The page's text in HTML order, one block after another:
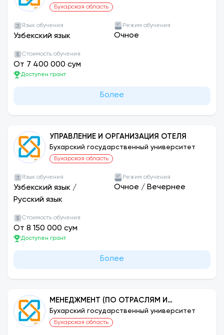
Бухарская область
Язык обучения
Узбекский язык
Режим обучения
Очное
Стоимость обучения
От 7 400 000 сум
Доступен грант
Более
УПРАВЛЕНИЕ И ОРГАНИЗАЦИЯ ОТЕЛЯ
Бухарский государственный университет
Бухарская область
Язык обучения
Узбекский язык /
Русский язык
Режим обучения
Очное / Вечернее
Стоимость обучения
От 8 150 000 сум
Доступен грант
Более
МЕНЕДЖМЕНТ (ПО ОТРАСЛЯМ И
СЕКТОРАМ)
Бухарский государственный университет
Бухарская область